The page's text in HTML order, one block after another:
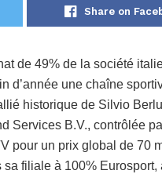
Share on
de 49% de la société
d’année une chaîne
historique de Silvio
Services B.V., contrôlée
pour un prix global de 70
filiale à 100%